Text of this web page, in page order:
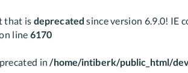
that is deprecated since version 6.9.0! IE
line 6170
in/home/intiberk/public_html/